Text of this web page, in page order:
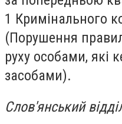
1 Кримінального
(Порушення
руху особами, які
засобами).
Слов'янський